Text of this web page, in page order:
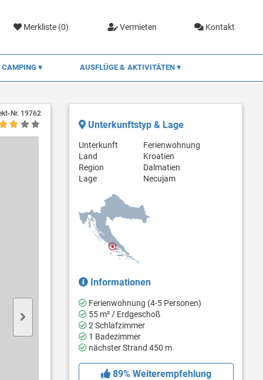
Merkliste (0) Vermieten Kontakt
CAMPING AUSFLÜGE & AKTIVITÄTEN
Nr. 19762
Unterkunftstyp & Lage
Unterkunft
Ferienwohnung
Land
Kroatien
Region
Dalmatien
Lage
Necujam
Informationen
Ferienwohnung (4-5 Personen)
55 m² / Erdgeschoß
2 Schlafzimmer
1 Badezimmer
nächster Strand 450 m
89% Weiterempfehlung